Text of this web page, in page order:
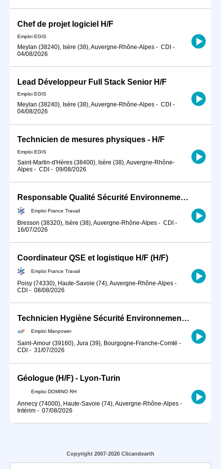
Chef de projet logiciel H/F
Emploi EGIS
Meylan (38240), Isère (38), Auvergne-Rhône-Alpes - CDI -
04/08/2026
Lead Développeur Full Stack Senior H/F
Emploi EGIS
Meylan (38240), Isère (38), Auvergne-Rhône-Alpes - CDI -
04/08/2026
Technicien de mesures physiques - H/F
Emploi EGIS
Saint-Martin-d'Hères (38400), Isère (38), Auvergne-Rhône-
Alpes - CDI - 09/08/2026
Responsable Qualité Sécurité Environnement -QSE- en industrie (H/F)
Emploi France Travail
Bresson (38320), Isère (38), Auvergne-Rhône-Alpes - CDI -
16/07/2026
Coordinateur QSE et logistique H/F (H/F)
Emploi France Travail
Poisy (74330), Haute-Savoie (74), Auvergne-Rhône-Alpes -
CDI - 08/08/2026
Technicien Hygiène Sécurité Environnement (HSE) - CDI - Saint-Amour - Jura (H/F)
Emploi Manpower
Saint-Amour (39160), Jura (39), Bourgogne-Franche-Comté -
CDI - 31/07/2026
Géologue (H/F) - Lyon-Turin
Emploi DOMINO RH
Annecy (74000), Haute-Savoie (74), Auvergne-Rhône-Alpes -
Intérim - 07/08/2026
Copyright 2007-2026 Clicandearth